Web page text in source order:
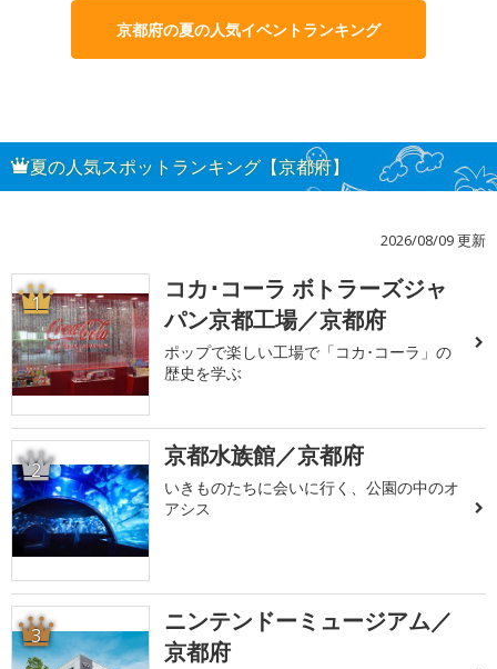
京都府の夏の人気イベントランキング
夏の人気スポットランキング【京都府】
2026/08/09 更新
1
コカ･コーラ ボトラーズジャ
パン京都工場／京都府
ポップで楽しい工場で「コカ･コーラ」の
歴史を学ぶ
2 京都水族館／京都府
いきものたちに会いに行く、公園の中のオ
アシス
3
ニンテンドーミュージアム／
京都府